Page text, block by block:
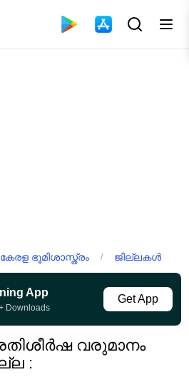
കേരള ഭൂമിശാസ്ത്രം / ജില്ലകൾ
App
Downloads
Get App
വരുമാനം
: